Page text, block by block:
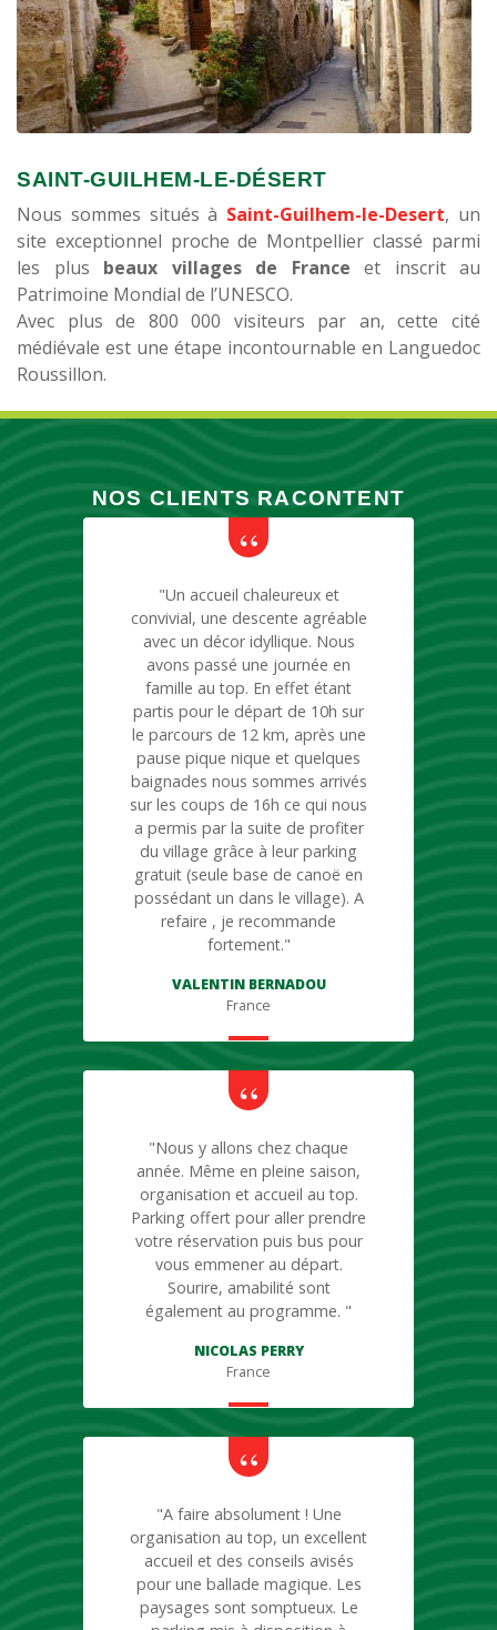
SAINT-GUILHEM-LE-DÉSERT
Nous sommes situés à Saint-Guilhem-le-Desert, un
site exceptionnel proche de Montpellier classé parmi
les plus beaux villages de France et inscrit au
Patrimoine Mondial de l’UNESCO.
Avec plus de 800 000 visiteurs par an, cette cité
médiévale est une étape incontournable en Languedoc
Roussillon.
NOS CLIENTS RACONTENT
"Un accueil chaleureux et
convivial, une descente agréable
avec un décor idyllique. Nous
avons passé une journée en
famille au top. En effet étant
partis pour le départ de 10h sur
le parcours de 12 km, après une
pause pique nique et quelques
baignades nous sommes arrivés
sur les coups de 16h ce qui nous
a permis par la suite de profiter
du village grâce à leur parking
gratuit (seule base de canoë en
possédant un dans le village). A
refaire , je recommande
fortement."
VALENTIN BERNADOU
France
"Nous y allons chez chaque
année. Même en pleine saison,
organisation et accueil au top.
Parking offert pour aller prendre
votre réservation puis bus pour
vous emmener au départ.
Sourire, amabilité sont
également au programme. "
NICOLAS PERRY
France
"A faire absolument ! Une
organisation au top, un excellent
accueil et des conseils avisés
pour une ballade magique. Les
paysages sont somptueux. Le